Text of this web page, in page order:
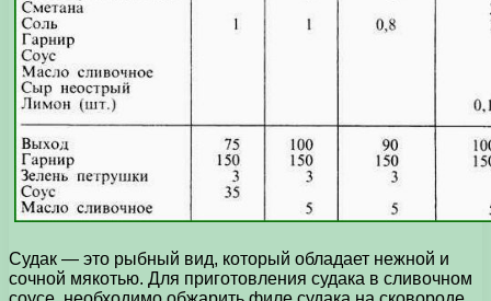
Судак — это рыбный вид, который обладает нежной и
сочной мякотью. Для приготовления судака в сливочном